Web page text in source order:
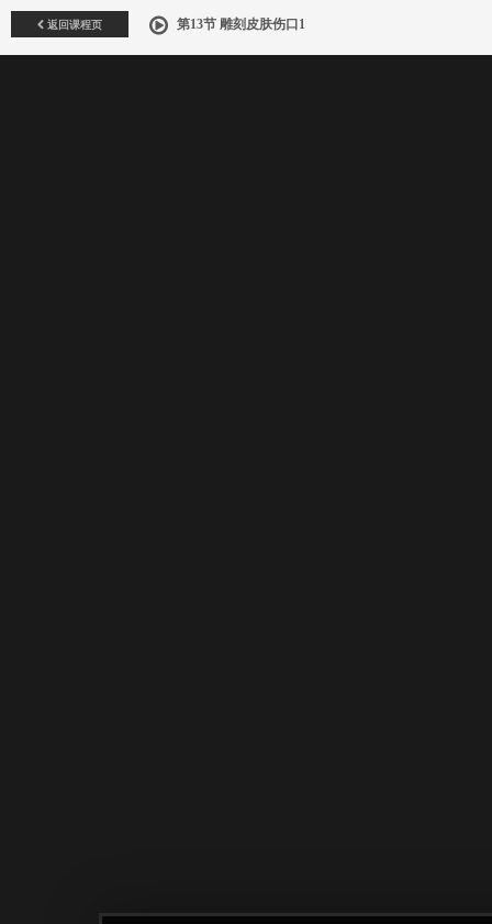
返回课程页 第13节 雕刻皮肤伤口1